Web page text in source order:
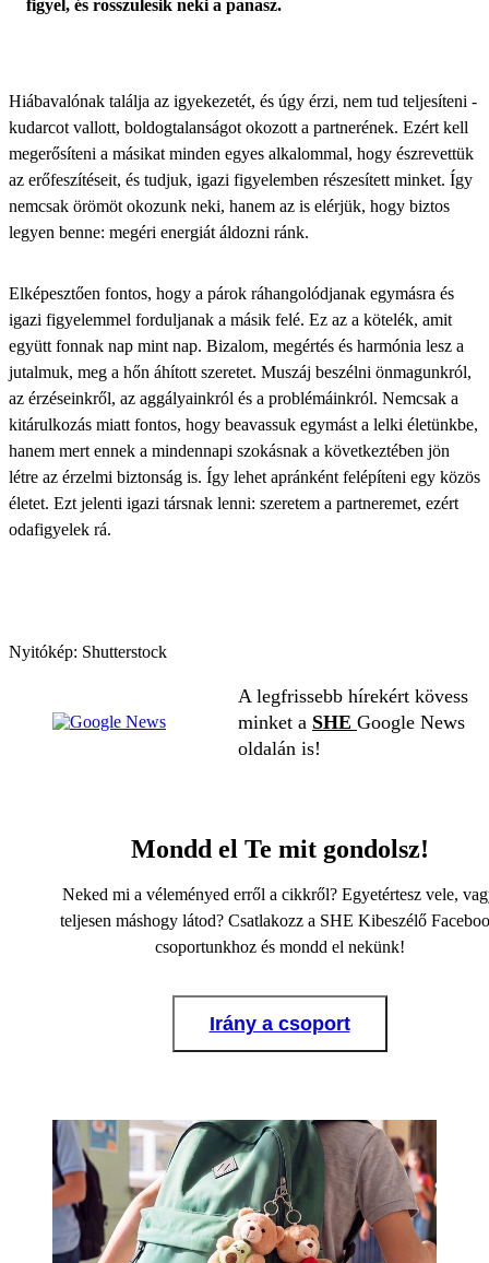
figyel, és rosszulesik neki a panasz.
Hiábavalónak találja az igyekezetét, és úgy érzi, nem tud teljesíteni -
kudarcot vallott, boldogtalanságot okozott a partnerének. Ezért kell
megerősíteni a másikat minden egyes alkalommal, hogy észrevettük
az erőfeszítéseit, és tudjuk, igazi figyelemben részesített minket. Így
nemcsak örömöt okozunk neki, hanem az is elérjük, hogy biztos
legyen benne: megéri energiát áldozni ránk.
Elképesztően fontos, hogy a párok ráhangolódjanak egymásra és
igazi figyelemmel forduljanak a másik felé. Ez az a kötelék, amit
együtt fonnak nap mint nap. Bizalom, megértés és harmónia lesz a
jutalmuk, meg a hőn áhított szeretet. Muszáj beszélni önmagunkról,
az érzéseinkről, az aggályainkról és a problémáinkról. Nemcsak a
kitárulkozás miatt fontos, hogy beavassuk egymást a lelki életünkbe,
hanem mert ennek a mindennapi szokásnak a következtében jön
létre az érzelmi biztonság is. Így lehet apránként felépíteni egy közös
életet. Ezt jelenti igazi társnak lenni: szeretem a partneremet, ezért
odafigyelek rá.
Nyitókép: Shutterstock
A legfrissebb hírekért kövess
minket a SHE Google News
oldalán is!
Mondd el Te mit gondolsz!
Neked mi a véleményed erről a cikkről? Egyetértesz vele,
teljesen máshogy látod? Csatlakozz a SHE Kibeszélő
csoportunkhoz és mondd el nekünk!
Irány a csoport